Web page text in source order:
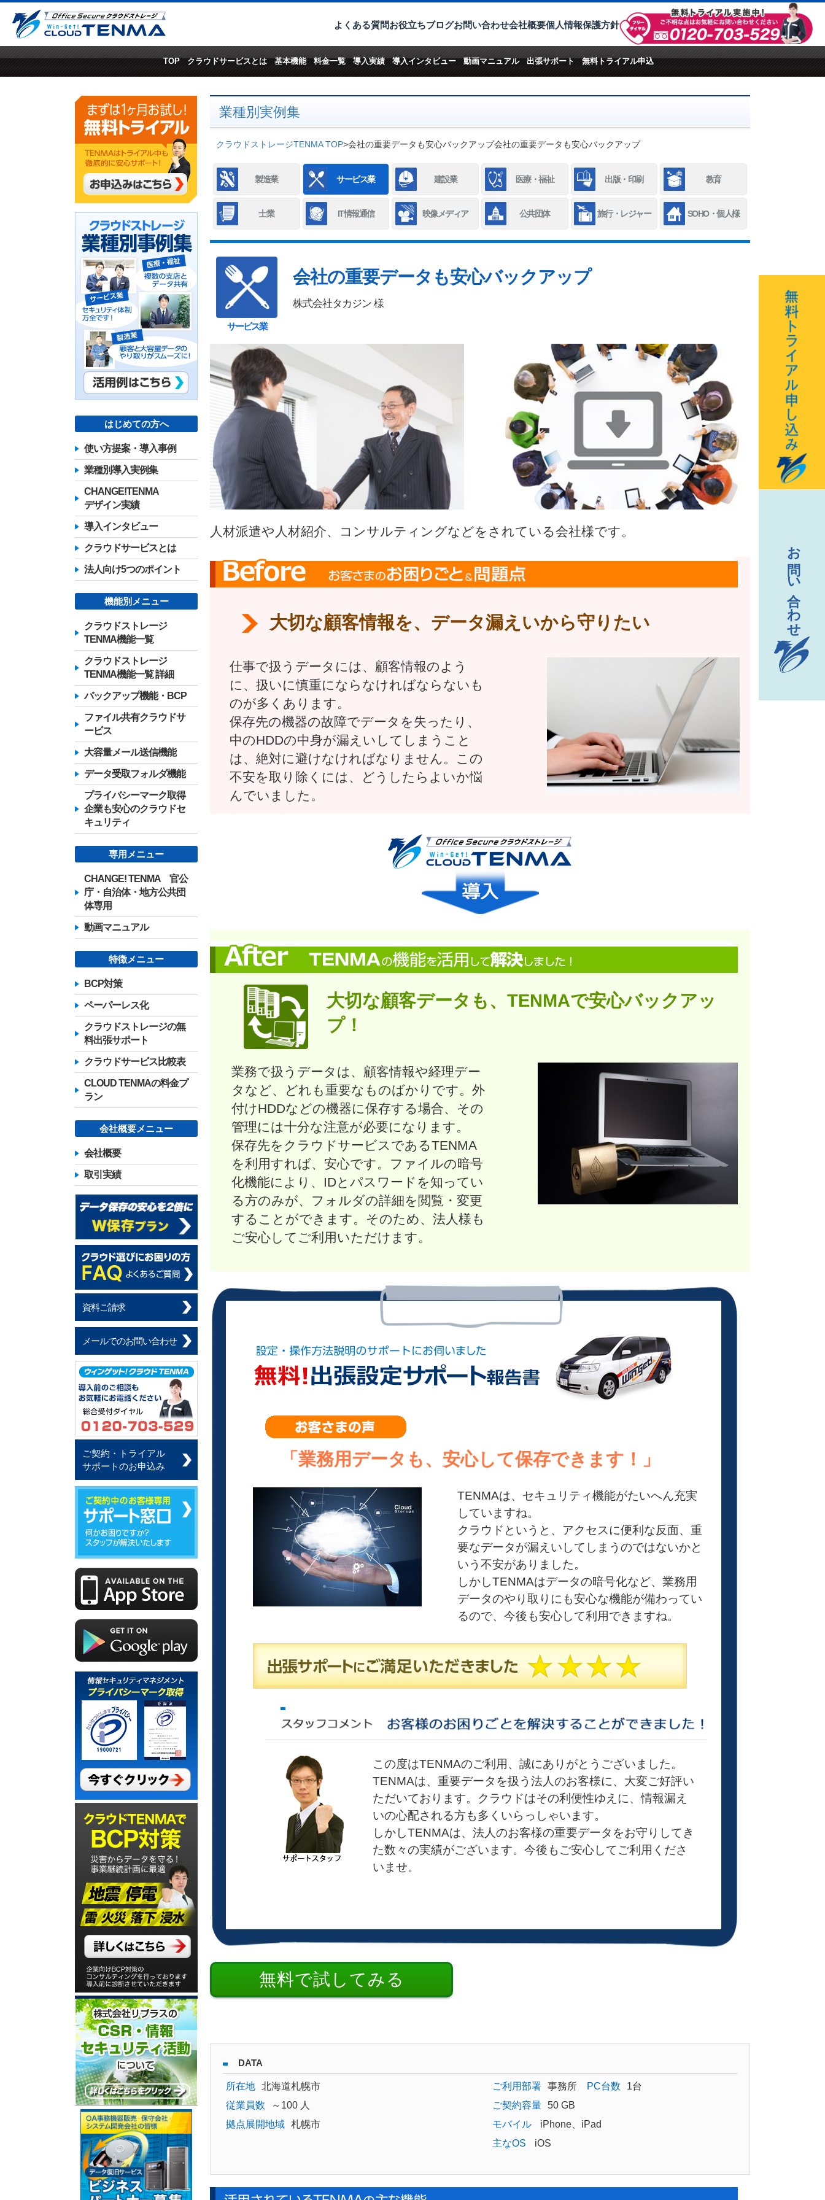
よくある質問お役立ちブログお問い合わせ会社概要個人情報保護方針
TOP クラウドサービスとは 基本機能 料金一覧 導入実績 導入インタビュー 動画マニュアル 出張サポート 無料トライアル申込
業種別実例集
クラウドストレージTENMA TOP>会社の重要データも安心バックアップ会社の重要データも安心バックアップ
製造業 サービス業 建設業 医療・福祉 出版・印刷 教育
士業 IT情報通信 映像メディア 公共団体 旅行・レジャー SOHO・個人様
サービス業
会社の重要データも安心バックアップ
株式会社タカジン 様
人材派遣や人材紹介、コンサルティングなどをされている会社様です。
大切な顧客情報を、データ漏えいから守りたい
仕事で扱うデータには、顧客情報のよう
に、扱いに慎重にならなければならないも
のが多くあります。
保存先の機器の故障でデータを失ったり、
中のHDDの中身が漏えいしてしまうこと
は、絶対に避けなければなりません。この
不安を取り除くには、どうしたらよいか悩
んでいました。
大切な顧客データも、TENMAで安心バックアッ
プ！
業務で扱うデータは、顧客情報や経理デー
タなど、どれも重要なものばかりです。外
付けHDDなどの機器に保存する場合、その
管理には十分な注意が必要になります。
保存先をクラウドサービスであるTENMA
を利用すれば、安心です。ファイルの暗号
化機能により、IDとパスワードを知ってい
る方のみが、フォルダの詳細を閲覧・変更
することができます。そのため、法人様も
ご安心してご利用いただけます。
「業務用データも、安心して保存できます！」
TENMAは、セキュリティ機能がたいへん充実
していますね。
クラウドというと、アクセスに便利な反面、重
要なデータが漏えいしてしまうのではないかと
いう不安がありました。
しかしTENMAはデータの暗号化など、業務用
データのやり取りにも安心な機能が備わってい
るので、今後も安心して利用できますね。
この度はTENMAのご利用、誠にありがとうございました。
TENMAは、重要データを扱う法人のお客様に、大変ご好評い
ただいております。クラウドはその利便性ゆえに、情報漏え
いの心配される方も多くいらっしゃいます。
しかしTENMAは、法人のお客様の重要データをお守りしてき
た数々の実績がございます。今後もご安心してご利用くださ
いませ。
無料で試してみる
DATA
所在地 北海道札幌市
従業員数
～100 人
拠点展開地域 札幌市
ご利用部署 事務所 PC台数
1台
ご契約容量 50 GB
モバイル
iPhone、iPad
主なOS
iOS
はじめての方へ
使い方提案・導入事例
業種別導入実例集
CHANGE!TENMA
デザイン実績
導入インタビュー
クラウドサービスとは
法人向け5つのポイント
機能別メニュー
クラウドストレージ
TENMA機能一覧
クラウドストレージ
TENMA機能一覧 詳細
バックアップ機能・BCP
ファイル共有クラウドサ
ービス
大容量メール送信機能
データ受取フォルダ機能
プライバシーマーク取得
企業も安心のクラウドセ
キュリティ
専用メニュー
CHANGE! TENMA 官公
庁・自治体・地方公共団
体専用
動画マニュアル
特徴メニュー
BCP対策
ペーパーレス化
クラウドストレージの無
料出張サポート
クラウドサービス比較表
CLOUD TENMAの料金プ
ラン
会社概要メニュー
会社概要
取引実績
資料ご請求
メールでのお問い合わせ
ご契約・トライアル
サポートのお申込み